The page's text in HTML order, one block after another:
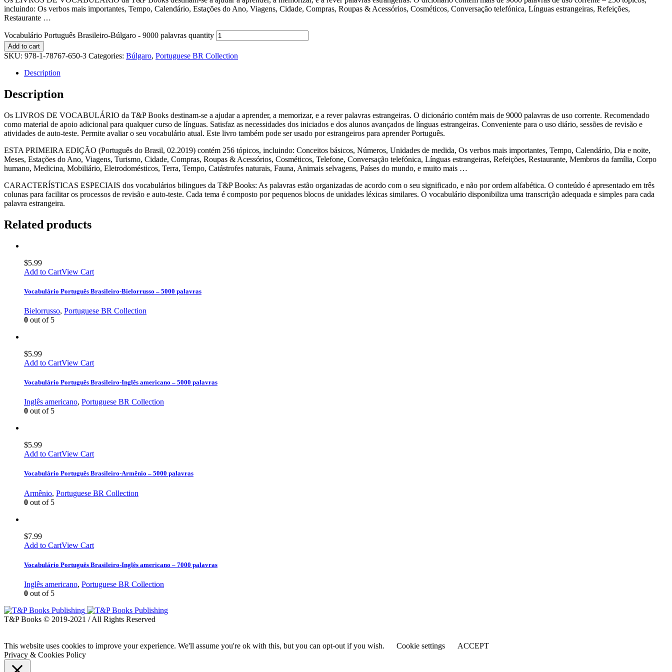
incluindo: Os verbos mais importantes, Tempo, Calendário, Estações do Ano, Viagens, Cidade, Compras, Roupas & Acessórios, Cosméticos, Conversação telefónica, Línguas estrangeiras, Refeições,
Restaurante …
Vocabulário Português Brasileiro-Búlgaro - 9000 palavras quantity
Add to cart
SKU: 978-1-78767-650-3 Categories: Búlgaro, Portuguese BR Collection
Description
Description
Os LIVROS DE VOCABULÁRIO da T&P Books destinam-se a ajudar a aprender, a memorizar, e a rever palavras estrangeiras. O dicionário contém mais de 9000 palavras de uso corrente. Recomendado
como material de apoio adicional para qualquer curso de línguas. Satisfaz as necessidades dos iniciados e dos alunos avançados de línguas estrangeiras. Conveniente para o uso diário, sessões de revisão e
atividades de auto-teste. Permite avaliar o seu vocabulário atual. Este livro também pode ser usado por estrangeiros para aprender Português.
ESTA PRIMEIRA EDIÇÃO (Português do Brasil, 02.2019) contém 256 tópicos, incluindo: Conceitos básicos, Números, Unidades de medida, Os verbos mais importantes, Tempo, Calendário, Dia e noite,
Meses, Estações do Ano, Viagens, Turismo, Cidade, Compras, Roupas & Acessórios, Cosméticos, Telefone, Conversação telefónica, Línguas estrangeiras, Refeições, Restaurante, Membros da família, Corpo
humano, Medicina, Mobiliário, Eletrodomésticos, Terra, Tempo, Catástrofes naturais, Fauna, Animais selvagens, Países do mundo, e muito mais …
CARACTERÍSTICAS ESPECIAIS dos vocabulários bilingues da T&P Books: As palavras estão organizadas de acordo com o seu significado, e não por ordem alfabética. O conteúdo é apresentado em três
colunas para facilitar os processos de revisão e auto-teste. Cada tema é composto por pequenos blocos de unidades léxicas similares. O vocabulário disponibiliza uma transcrição adequada e simples para cada
palavra estrangeira.
Related products
$5.99
Add to CartView Cart
Vocabulário Português Brasileiro-Bielorrusso – 5000 palavras
Bielorrusso, Portuguese BR Collection
0 out of 5
$5.99
Add to CartView Cart
Vocabulário Português Brasileiro-Inglês americano – 5000 palavras
Inglês americano, Portuguese BR Collection
0 out of 5
$5.99
Add to CartView Cart
Vocabulário Português Brasileiro-Armênio – 5000 palavras
Armênio, Portuguese BR Collection
0 out of 5
$7.99
Add to CartView Cart
Vocabulário Português Brasileiro-Inglês americano – 7000 palavras
Inglês americano, Portuguese BR Collection
0 out of 5
T&P Books © 2019-2021 / All Rights Reserved
This website uses cookies to improve your experience. We'll assume you're ok with this, but you can opt-out if you wish. Cookie settings
ACCEPT
Privacy & Cookies Policy